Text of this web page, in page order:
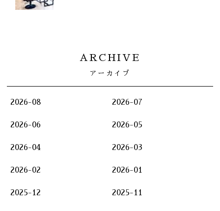
ARCHIVE
アーカイブ
2026-08 2026-07
2026-06 2026-05
2026-04 2026-03
2026-02 2026-01
2025-12 2025-11